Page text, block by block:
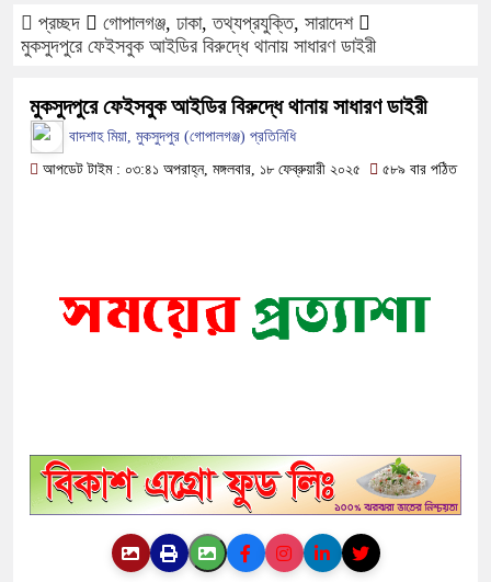
ফরিদপুরে ওজোপাডিকোর উদ্যোগে
বাংলাদেশের আকাশে রহস্যময় আলোর
দেড় লাখ টাকার গাছ ৫০ হাজারে নিলাম
প্রচ্ছদ গোপালগঞ্জ, ঢাকা,তথ্যপ্রযুক্তি, সারাদেশ
মুকসুদপুরে ফেইসবুক আইডির বিরুদ্ধে থানায় সাধারণ ডাইরী
মুকসুদপুরে ফেইসবুক আইডির বিরুদ্ধে থানায় সাধারণ ডাইরী
বাদশাহ মিয়া, মুকসুদপুর (গোপালগঞ্জ) প্রতিনিধি
আপডেট টাইম : ০৩:৪১ অপরাহ্ন, মঙ্গলবার, ১৮ ফেব্রুয়ারী ২০২৫
৫৮৯ বার পঠিত